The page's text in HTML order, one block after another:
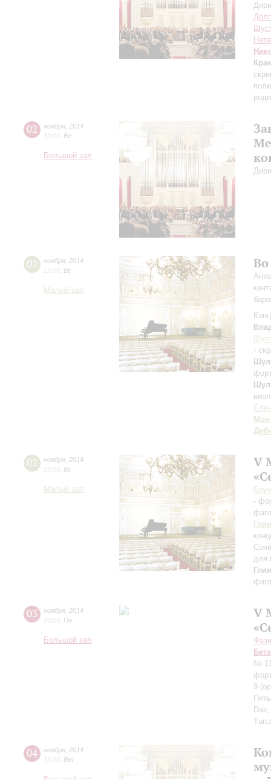
02 ноября 2014
19:00 Вс
Большой зал
02 ноября 2014
15:00 Вс
Малый зал
Во
-
02 ноября 2014
19:00 Вс
Малый зал
V
-
для
03 ноября 2014
20:00 Пн
Большой зал
V
№
9
04 ноября 2014
15:00 Вт